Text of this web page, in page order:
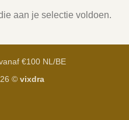
aan je selectie voldoen.
€100 NL/BE
© vixdra